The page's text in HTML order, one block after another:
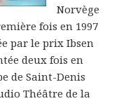
Norvège
fois en 1997
par le prix Ibsen
deux fois en
de Saint-Denis
Théâtre de la